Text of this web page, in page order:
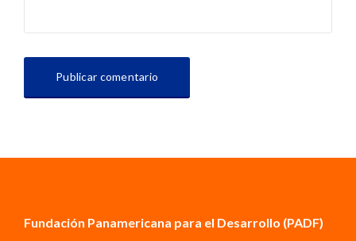
Fundación Panamericana para el Desarrollo (PADF)